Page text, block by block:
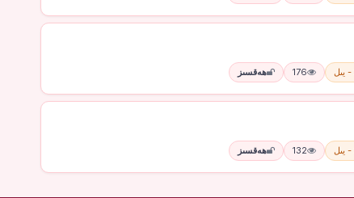
176 ھەقسىز
132 ھەقسىز